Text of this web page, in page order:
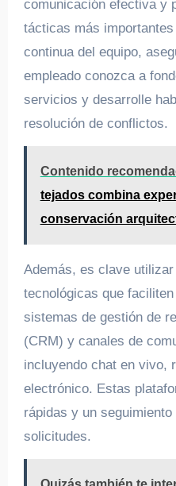
comunicación efectiva y
tácticas más
continua del equipo,
empleado conozca a
servicios y desarrolle
resolución de conflictos.
Contenido
tejados combina
conservación
Además, es clave
tecnológicas que
sistemas de gestión de
(CRM) y canales de
incluyendo chat en vivo,
electrónico. Estas
rápidas y un
solicitudes.